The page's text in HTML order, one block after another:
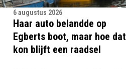
6 augustus 2026
Haar auto belandde op
Egberts boot, maar hoe dat
kon blijft een raadsel